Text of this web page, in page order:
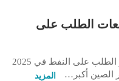
الطلب على
رفعت وكالة الطاقة الدولية توقعات نمو الطلب على النفط في 2025
المزيد